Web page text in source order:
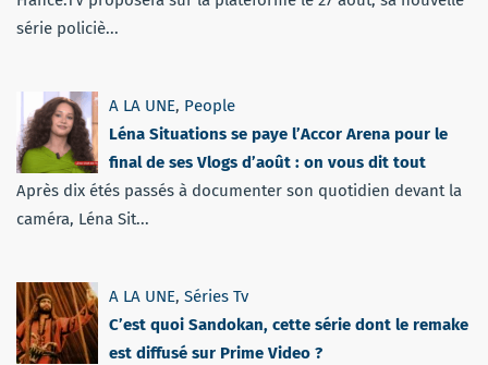
série policiè...
A LA UNE, People
Léna Situations se paye l’Accor Arena pour le
final de ses Vlogs d’août : on vous dit tout
Après dix étés passés à documenter son quotidien devant la
caméra, Léna Sit...
A LA UNE, Séries Tv
C’est quoi Sandokan, cette série dont le remake
est diffusé sur Prime Video ?